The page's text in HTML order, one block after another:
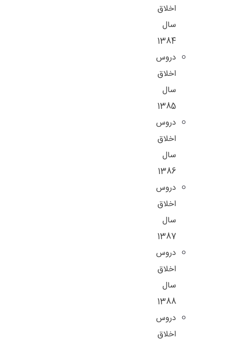
اخلاق
سال
1384
دروس
اخلاق
سال
1385
دروس
اخلاق
سال
1386
دروس
اخلاق
سال
1387
دروس
اخلاق
سال
1388
دروس
اخلاق